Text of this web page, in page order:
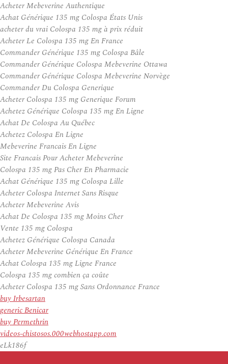
Acheter Mebeverine Authentique
Achat Générique 135 mg Colospa États Unis
acheter du vrai Colospa 135 mg à prix réduit
Acheter Le Colospa 135 mg En France
Commander Générique 135 mg Colospa Bâle
Commander Générique Colospa Mebeverine Ottawa
Commander Générique Colospa Mebeverine Norvège
Commander Du Colospa Generique
Acheter Colospa 135 mg Generique Forum
Achetez Générique Colospa 135 mg En Ligne
Achat De Colospa Au Québec
Achetez Colospa En Ligne
Mebeverine Francais En Ligne
Site Francais Pour Acheter Mebeverine
Colospa 135 mg Pas Cher En Pharmacie
Achat Générique 135 mg Colospa Lille
Acheter Colospa Internet Sans Risque
Acheter Mebeverine Avis
Achat De Colospa 135 mg Moins Cher
Vente 135 mg Colospa
Achetez Générique Colospa Canada
Acheter Mebeverine Générique En France
Achat Colospa 135 mg Ligne France
Colospa 135 mg combien ça coûte
Acheter Colospa 135 mg Sans Ordonnance France
buy Irbesartan
generic Benicar
buy Permethrin
videos-chistosos.000webhostapp.com
eLk186f